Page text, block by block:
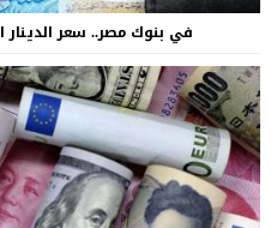
في بنوك مصر.. سعر الدينار